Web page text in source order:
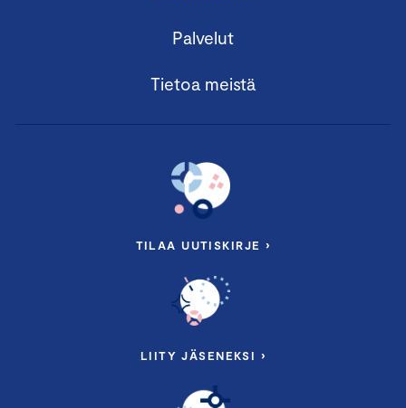
Palvelut
Tietoa meistä
TILAA UUTISKIRJE ›
LIITY JÄSENEKSI ›